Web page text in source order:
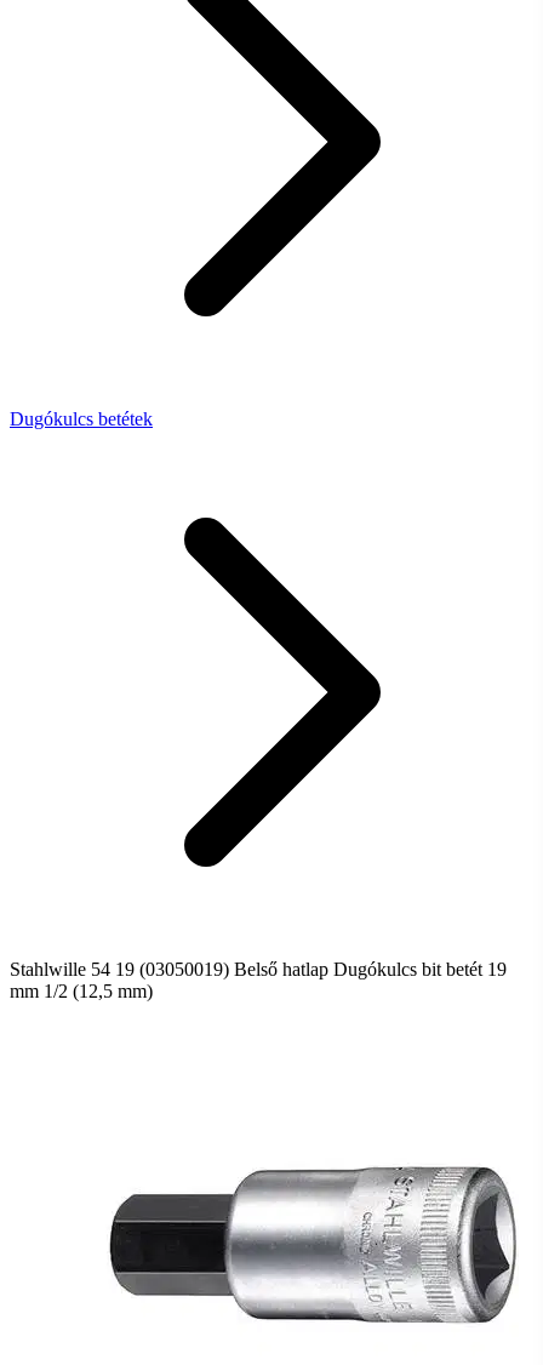
Dugókulcs betétek
Stahlwille 54 19 (03050019) Belső hatlap Dugókulcs bit betét 19
mm 1/2 (12,5 mm)